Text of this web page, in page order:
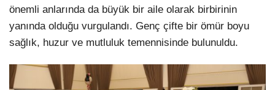
önemli anlarında da büyük bir aile olarak birbirinin
yanında olduğu vurgulandı. Genç çifte bir ömür boyu
sağlık, huzur ve mutluluk temennisinde bulunuldu.